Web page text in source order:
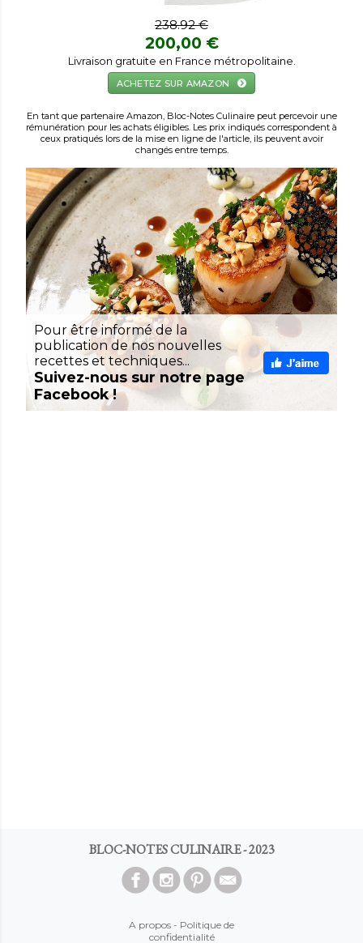
238.92 €
200,00 €
Livraison gratuite en France métropolitaine.
ACHETEZ SUR AMAZON
En tant que partenaire Amazon, Bloc-Notes Culinaire peut percevoir une
rémunération pour les achats éligibles. Les prix indiqués correspondent à
ceux pratiqués lors de la mise en ligne de l'article, ils peuvent avoir
changés entre temps.
Pour être informé de la
publication de nos nouvelles
recettes et techniques...
Suivez-nous sur notre page
Facebook !
BLOC-NOTES CULINAIRE - 2023
A propos - Politique de
confidentialité